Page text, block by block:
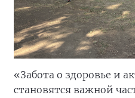
«Забота о здоровье и
становятся важной